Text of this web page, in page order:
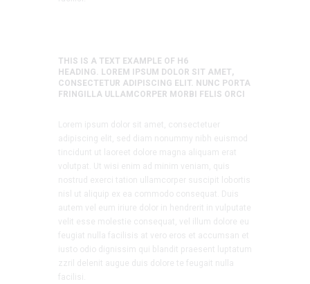
THIS IS A TEXT EXAMPLE OF H6
HEADING. LOREM IPSUM DOLOR SIT AMET,
CONSECTETUR ADIPISCING ELIT. NUNC PORTA
FRINGILLA ULLAMCORPER MORBI FELIS ORCI
Lorem ipsum dolor sit amet, consectetuer
adipiscing elit, sed diam nonummy nibh euismod
tincidunt ut laoreet dolore magna aliquam erat
volutpat. Ut wisi enim ad minim veniam, quis
nostrud exerci tation ullamcorper suscipit lobortis
nisl ut aliquip ex ea commodo consequat. Duis
autem vel eum iriure dolor in hendrerit in vulputate
velit esse molestie consequat, vel illum dolore eu
feugiat nulla facilisis at vero eros et accumsan et
iusto odio dignissim qui blandit praesent luptatum
zzril delenit augue duis dolore te feugait nulla
facilisi.